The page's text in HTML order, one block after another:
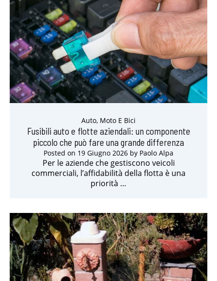
Auto, Moto E Bici
Fusibili auto e flotte aziendali: un componente
piccolo che può fare una grande differenza
Posted on 19 Giugno 2026 by Paolo Alpa
Per le aziende che gestiscono veicoli
commerciali, l’affidabilità della flotta è una
priorità …